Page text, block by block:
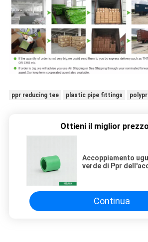
ppr reducing tee plastic pipe fittings
Ottieni il miglior
Accoppiamento
verde di Ppr
Continua